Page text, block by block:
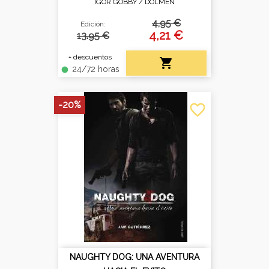
IGOR GOBBY / DOLMEN
Edición:
13.95 €
+ descuentos
fiber_manual_record 24/72 horas
4,95 €
4,21 €

NAUGHTY DOG: UNA AVENTURA
favorite_border
-20%